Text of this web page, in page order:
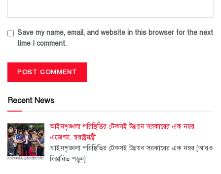
Save my name, email, and website in this browser for the next
time I comment.
Recent News
আইনশৃঙ্খলা পরিস্থিতির টেকসই উন্নয়ন সরকারের এক নম্বর
এজেন্ডা: স্বরাষ্ট্রমন্ত্রী
আইনশৃঙ্খলা পরিস্থিতির টেকসই উন্নয়ন সরকারের এক নম্বর [আরও
বিস্তারিত পড়ুন]